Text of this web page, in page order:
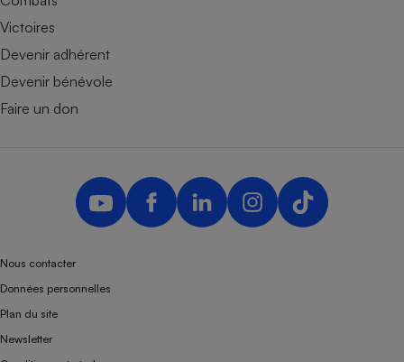
Victoires
Devenir adhérent
Devenir bénévole
Faire un don
Nous contacter
Données personnelles
Plan du site
Newsletter